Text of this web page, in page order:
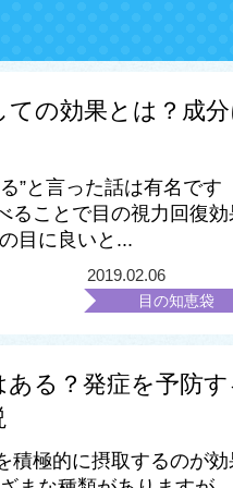
の効果とは？成
”と言った話は有名です
ることで目の視力回復効
目に良いと...
2019.02.06
目の知恵袋
る？発症を予防
積極的に摂取するのが効